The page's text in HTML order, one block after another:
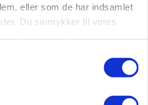
eller som de har indsamlet
Du samtykker til vores